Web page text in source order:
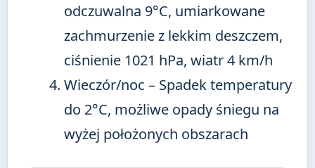
odczuwalna 9°C, umiarkowane
zachmurzenie z lekkim deszczem,
ciśnienie 1021 hPa, wiatr 4 km/h
Wieczór/noc – Spadek temperatury
do 2°C, możliwe opady śniegu na
wyżej położonych obszarach